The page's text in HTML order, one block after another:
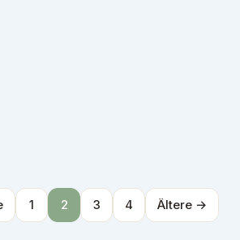
1 2 3 4 Ältere →